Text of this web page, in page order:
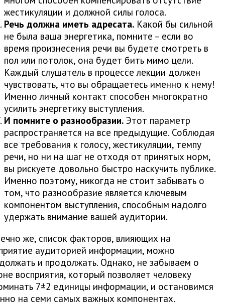
жестикуляции и должной силы голоса.
Речь должна иметь адресата. Какой бы сильной
не была ваша энергетика, помните – если во
время произнесения речи вы будете смотреть в
пол или потолок, она будет бить мимо цели.
Каждый слушатель в процессе лекции должен
чувствовать, что вы обращаетесь именно к нему!
Именно личный контакт способен многократно
усилить энергетику выступления.
И помните о разнообразии. Этот параметр
распространяется на все предыдущие. Соблюдая
все требования к голосу, жестикуляции, темпу
речи, но ни на шаг не отходя от принятых норм,
вы рискуете довольно быстро наскучить публике.
Именно поэтому, никогда не стоит забывать о
том, что разнообразие является ключевым
компонентом выступления, способным надолго
удержать внимание вашей аудитории.
же, список факторов, влияющих на
аудиторией информации, можно
и продолжать. Однако, не забываем о
восприятия, который позволяет человеку
7±2 единицы информации, и остановимся
на семи самых важных компонентах.